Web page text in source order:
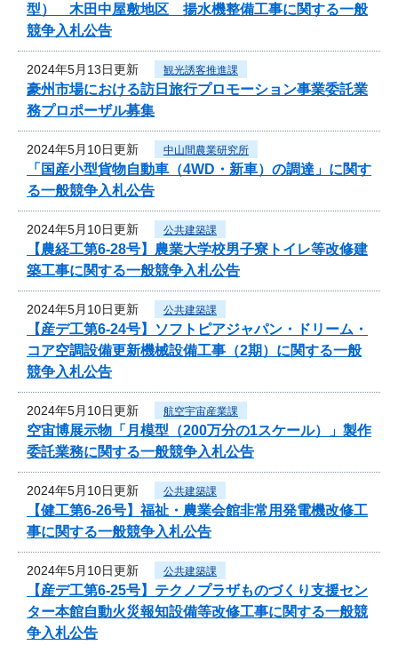
型） 木田中屋敷地区 揚水機整備工事に関する一般
競争入札公告
2024年5月13日更新 観光誘客推進課
豪州市場における訪日旅行プロモーション事業委託業
務プロポーザル募集
2024年5月10日更新 中山間農業研究所
「国産小型貨物自動車（4WD・新車）の調達」に関す
る一般競争入札公告
2024年5月10日更新 公共建築課
【農経工第6-28号】農業大学校男子寮トイレ等改修建
築工事に関する一般競争入札公告
2024年5月10日更新 公共建築課
【産デ工第6-24号】ソフトピアジャパン・ドリーム・
コア空調設備更新機械設備工事（2期）に関する一般
競争入札公告
2024年5月10日更新 航空宇宙産業課
空宙博展示物「月模型（200万分の1スケール）」製作
委託業務に関する一般競争入札公告
2024年5月10日更新 公共建築課
【健工第6-26号】福祉・農業会館非常用発電機改修工
事に関する一般競争入札公告
2024年5月10日更新 公共建築課
【産デ工第6-25号】テクノプラザものづくり支援セン
ター本館自動火災報知設備等改修工事に関する一般競
争入札公告